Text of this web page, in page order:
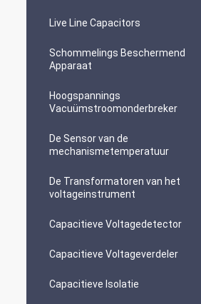
Live Line Capacitors
Schommelings Beschermend
Apparaat
Hoogspannings
Vacuümstroomonderbreker
De Sensor van de
mechanismetemperatuur
De Transformatoren van het
voltageinstrument
Capacitieve Voltagedetector
Capacitieve Voltageverdeler
Capacitieve Isolatie